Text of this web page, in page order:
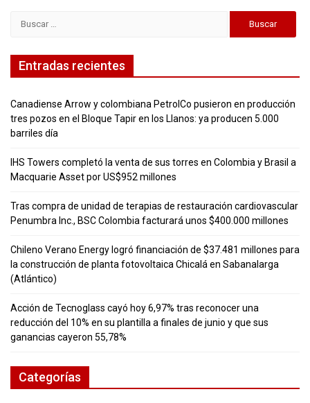
Entradas recientes
Canadiense Arrow y colombiana PetrolCo pusieron en producción
tres pozos en el Bloque Tapir en los Llanos: ya producen 5.000
barriles día
IHS Towers completó la venta de sus torres en Colombia y Brasil a
Macquarie Asset por US$952 millones
Tras compra de unidad de terapias de restauración cardiovascular
Penumbra Inc., BSC Colombia facturará unos $400.000 millones
Chileno Verano Energy logró financiación de $37.481 millones para
la construcción de planta fotovoltaica Chicalá en Sabanalarga
(Atlántico)
Acción de Tecnoglass cayó hoy 6,97% tras reconocer una
reducción del 10% en su plantilla a finales de junio y que sus
ganancias cayeron 55,78%
Categorías